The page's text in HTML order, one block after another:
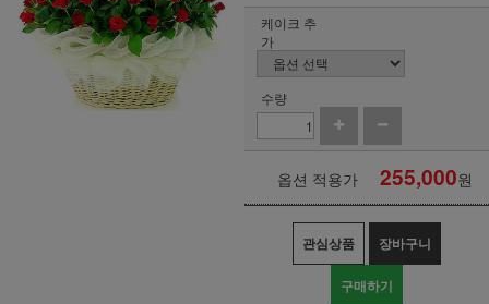
케이크 추
가
수량
옵션 적용가 255,000원
관심상품 장바구니
구매하기